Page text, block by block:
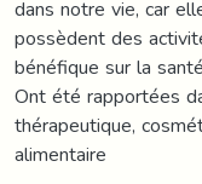
dans notre vie, car
possèdent des
bénéfique sur la
Ont été rapportées
thérapeutique,
alimentaire